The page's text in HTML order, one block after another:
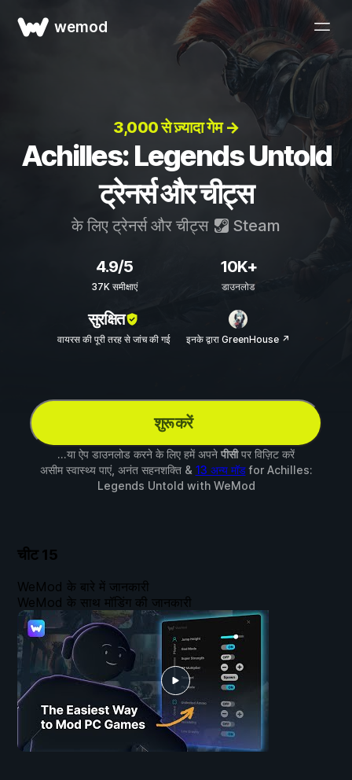
wemod
3,000 से ज़्यादा गेम →
Achilles: Legends Untold
ट्रेनर्स और चीट्स
के लिए ट्रेनर्स और चीट्स Steam
4.9/5
37K समीक्षाएं
10K+
डाउनलोड
सुरक्षित
वायरस की पूरी तरह से जांच की गई इनके द्वारा GreenHouse ↗
शुरू करें
...या ऐप डाउनलोड करने के लिए हमें अपने पीसीपर विज़िट करें
असीम स्वास्थ्य पाएं, अनंत सहनशक्ति & 13 अन्य मॉडfor Achilles:
Legends Untold with WeMod
चीट 15
WeMod के बारे में जानकारी
WeMod के साथ मॉडिंग की जानकारी